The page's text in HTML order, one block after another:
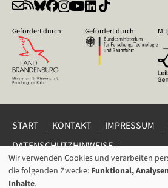
Gefördert durch: Gefördert durch:
START KONTAKT IMPRESSUM
DATENSCHUTZHINWEISE
DATENSCHUTZ-EINSTELLUNGEN
HINWEISGEBERSCHUTZ
VERWENDUNG
Wir verwenden Cookies und verarbeiten
die folgenden Zwecke: Funktional,
Inhalte.